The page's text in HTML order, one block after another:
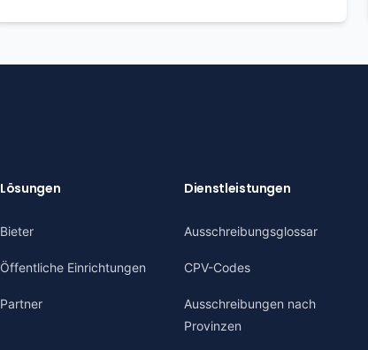
Lösungen
Bieter
Öffentliche Einrichtungen
Partner
Dienstleistungen
Ausschreibungsglossar
CPV-Codes
Ausschreibungen nach
Provinzen